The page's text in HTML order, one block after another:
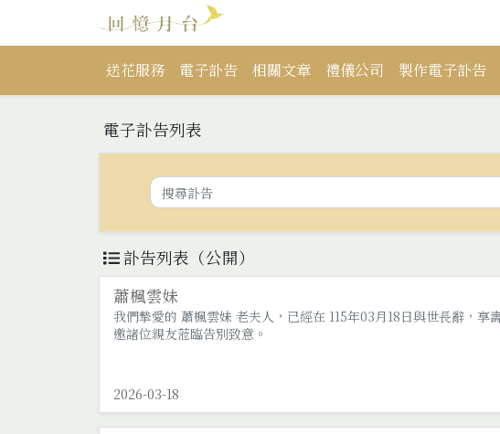
送花服務 電子訃告 相關文章 禮儀公司 製作電子訃告
電子訃告列表
訃告列表（公開）
蕭楓雲妹
我們摯愛的 蕭楓雲妹 老夫人，已經在 115年03月18日與世長辭，
邀諸位親友蒞臨告別致意。
2026-03-18